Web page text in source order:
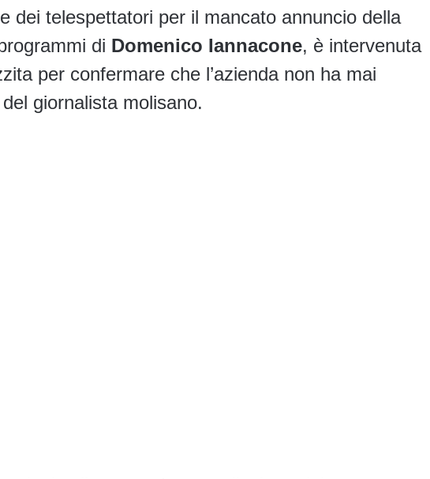
dei telespettatori per il mancato annuncio della
di Domenico Iannacone, è intervenuta
per confermare che l’azienda non ha mai
giornalista molisano.